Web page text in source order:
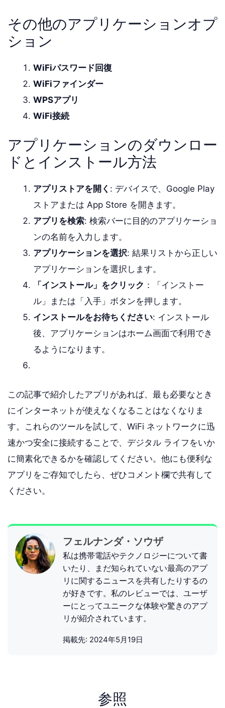
その他のアプリケーションオプ
ション
WiFiパスワード回復
WiFiファインダー
WPSアプリ
WiFi接続
アプリケーションのダウンロー
ドとインストール方法
アプリストアを開く : デバイスで、Google Play
ストアまたは App Store を開きます。
アプリを検索: 検索バーに目的のアプリケーショ
ンの名前を入力します。
アプリケーションを選択: 結果リストから正しい
アプリケーションを選択します。
「インストール」をクリック ：「インストー
ル」または「入手」ボタンを押します。
インストールをお待ちください: インストール
後、アプリケーションはホーム画面で利用でき
るようになります。
この記事で紹介したアプリがあれば、最も必要なとき
にインターネットが使えなくなることはなくなりま
す。これらのツールを試して、WiFi ネットワークに迅
速かつ安全に接続することで、デジタル ライフをいか
に簡素化できるかを確認してください。他にも便利な
アプリをご存知でしたら、ぜひコメント欄で共有して
ください。
フェルナンダ・ソウザ
私は携帯電話やテクノロジーについて書
いたり、まだ知られていない最高のアプ
リに関するニュースを共有したりするの
が好きです。私のレビューでは、ユーザ
ーにとってユニークな体験や驚きのアプ
リが紹介されています。
掲載先: 2024年5月19日
参照